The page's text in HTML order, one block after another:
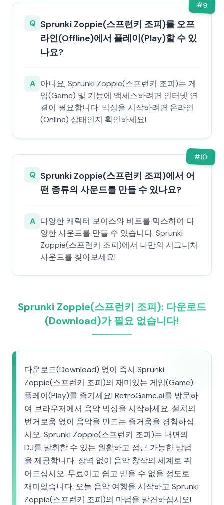
#9
Q Sprunki Zoppie(스프런키 조피)를 오프
라인(Offline)에서 플레이(Play)할 수 있
나요?
A 아니요, Sprunki Zoppie(스프런키 조피)는 게
임(Game) 및 기능에 액세스하려면 인터넷 연
결이 필요합니다. 믹싱을 시작하려면 온라인
(Online) 상태인지 확인하세요!
#10
Q Sprunki Zoppie(스프런키 조피)에서 어
떤 종류의 사운드를 만들 수 있나요?
A 다양한 캐릭터 보이스와 비트를 믹스하여 다
양한 사운드를 만들 수 있습니다. Sprunki
Zoppie(스프런키 조피)에서 나만의 시그니처
사운드를 찾아보세요!
Sprunki Zoppie(스프런키 조피): 다운로드
(Download)가 필요 없습니다!
다운로드(Download) 없이 즉시 Sprunki
Zoppie(스프런키 조피)의 재미있는 게임(Game)
플레이(Play)를 즐기세요! RetroGame.ai를 방문하
여 브라우저에서 음악 믹싱을 시작하세요. 설치의
번거로움 없이 음악을 만드는 즐거움을 경험하십
시오. Sprunki Zoppie(스프런키 조피)는 내면의
DJ를 발휘할 수 있는 원활하고 접근 가능한 방법
을 제공합니다. 장벽 없이 음악 창작의 세계로 뛰
어드십시오. 무료이고 쉽고 믿을 수 없을 정도로
재미있습니다. 오늘 음악 여행을 시작하고 Sprunki
Zoppie(스프런키 조피)의 마법을 발견하십시오!